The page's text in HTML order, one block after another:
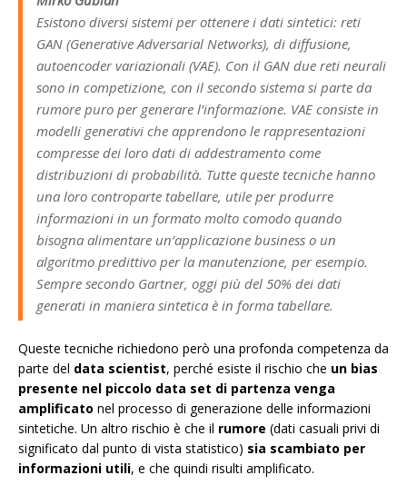
Esistono diversi sistemi per ottenere i dati sintetici: reti
GAN (Generative Adversarial Networks), di diffusione,
autoencoder variazionali (VAE). Con il GAN due reti neurali
sono in competizione, con il secondo sistema si parte da
rumore puro per generare l’informazione. VAE consiste in
modelli generativi che apprendono le rappresentazioni
compresse dei loro dati di addestramento come
distribuzioni di probabilità. Tutte queste tecniche hanno
una loro controparte tabellare, utile per produrre
informazioni in un formato molto comodo quando
bisogna alimentare un’applicazione business o un
algoritmo predittivo per la manutenzione, per esempio.
Sempre secondo Gartner, oggi più del 50% dei dati
generati in maniera sintetica è in forma tabellare.
Queste tecniche richiedono però una profonda competenza da
parte del data scientist, perché esiste il rischio che un bias
presente nel piccolo data set di partenza venga
amplificato nel processo di generazione delle informazioni
sintetiche. Un altro rischio è che il rumore (dati casuali privi di
significato dal punto di vista statistico) sia scambiato per
informazioni utili, e che quindi risulti amplificato.